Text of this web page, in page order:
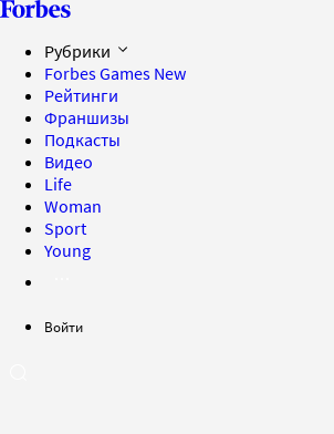
Рубрики
Forbes Games New
Рейтинги
Франшизы
Подкасты
Видео
Life
Woman
Sport
Young
Войти